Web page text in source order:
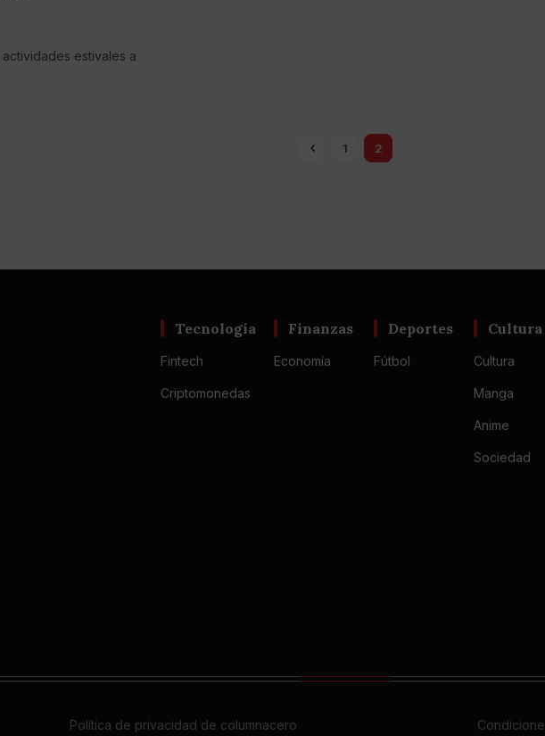
estivales a
1 2
Tecnología
Fintech
Criptomonedas
Finanzas
Economía
Deportes
Fútbol
Cultura
Cultura
Manga
Anime
Sociedad
Política de privacidad de columnacero